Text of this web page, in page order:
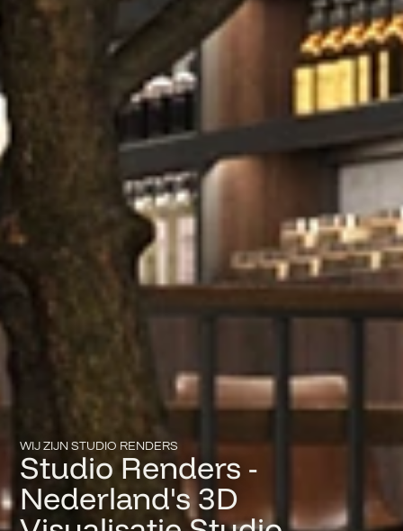
WIJ ZIJN STUDIO RENDERS
Studio Renders -
Nederland's 3D